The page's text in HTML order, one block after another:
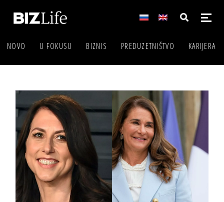
NOVO U FOKUSU BIZNIS PREDUZETNIŠTVO KARIJERA